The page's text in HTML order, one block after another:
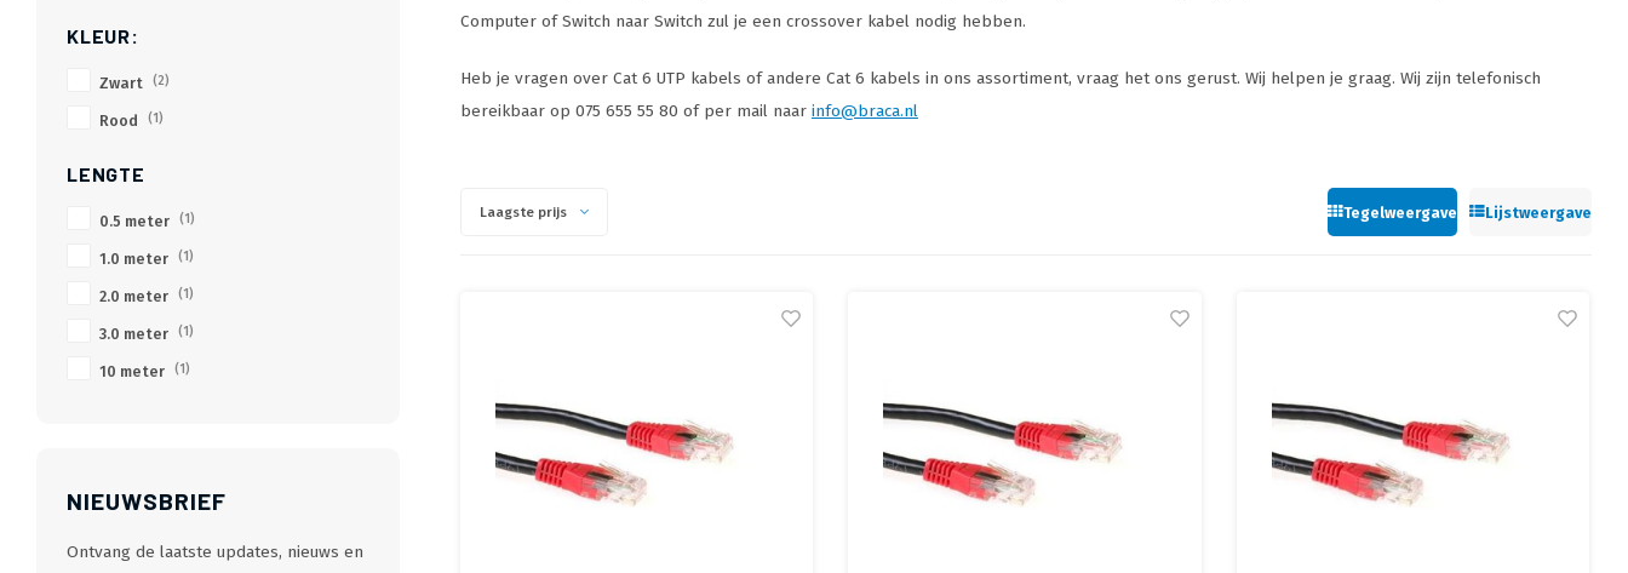
KLEUR:
Zwart (2)
Rood (1)
LENGTE
0.5 meter (1)
1.0 meter (1)
2.0 meter (1)
3.0 meter (1)
10 meter (1)
NIEUWSBRIEF
Ontvang de laatste updates, nieuws en
Computer of Switch naar Switch zul je een crossover kabel nodig hebben.
Heb je vragen over Cat 6 UTP kabels of andere Cat 6 kabels in ons assortiment, vraag het ons gerust. Wij helpen je graag. Wij zijn telefonisch
bereikbaar op 075 655 55 80 of per mail naar info@braca.nl
Laagste prijs Tegelweergave Lijstweergave